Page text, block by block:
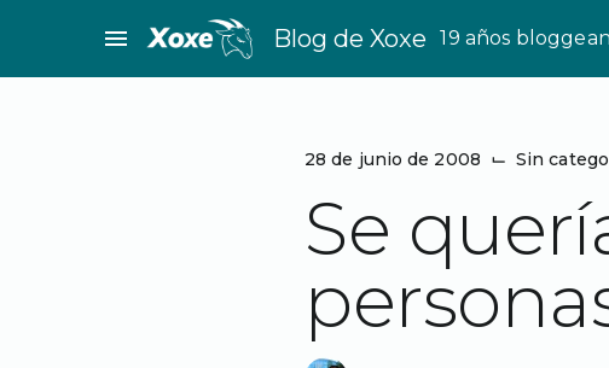
menu Blog de Xoxe 19 años
28 de junio de 2008 ⌙ Sin
Se